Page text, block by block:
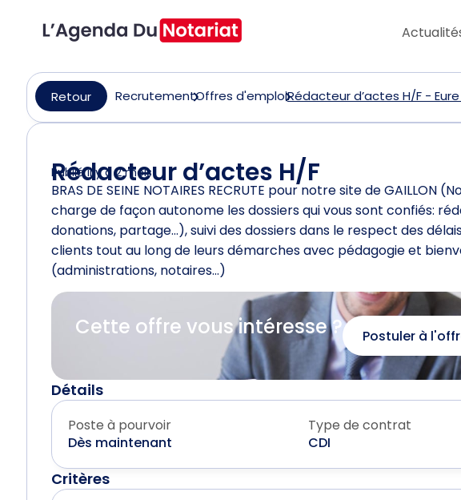
Retour RecrutementOffres d'emploiRédacteur d’actes H/F -
Rédacteur d’actes H/F
Publié il y a 2 mois
BRAS DE SEINE NOTAIRES RECRUTE pour notre site de
charge de façon autonome les dossiers qui vous sont confiés:
donations, partage…), suivi des dossiers dans le respect des
clients tout au long de leurs démarches avec pédagogie et
(administrations, notaires…)
Cette offre vous intéresse ? Postuler à
Détails
Poste à pourvoir
Dès maintenant
Type de contrat
CDI
Critères